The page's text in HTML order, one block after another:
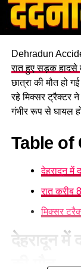
Dehradun
रात हुए सड़क हादसे
छात्रा की मौत हो
रहे मिक्सर ट्रैक्टर
गंभीर रूप से घायल
Table of
देहरादून में
रात करीब
मिक्सर
देहरादून में
की मौत